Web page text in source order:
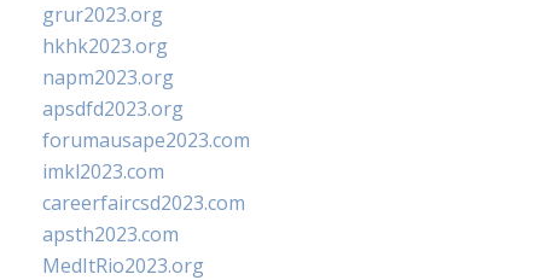
grur2023.org
hkhk2023.org
napm2023.org
apsdfd2023.org
forumausape2023.com
imkl2023.com
careerfaircsd2023.com
apsth2023.com
MedItRio2023.org